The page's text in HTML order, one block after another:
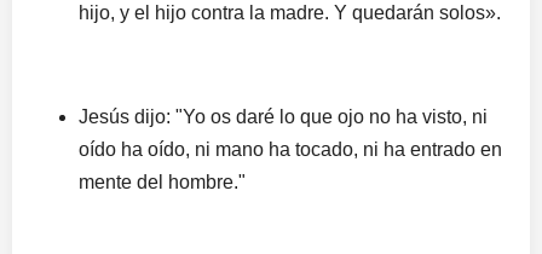
hijo, y el hijo contra la madre. Y quedarán solos».
Jesús dijo: "Yo os daré lo que ojo no ha visto, ni
oído ha oído, ni mano ha tocado, ni ha entrado en
mente del hombre."